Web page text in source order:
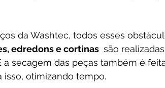
da Washtec, todos esses
edredons e cortinas são
a secagem das peças também é
otimizando tempo.